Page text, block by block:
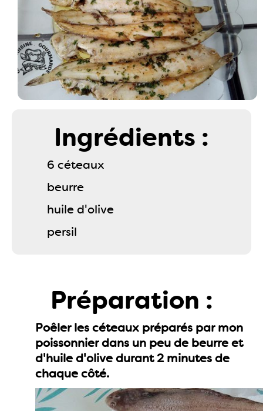
Ingrédients :
6 céteaux
beurre
huile d'olive
persil
Préparation :
Poêler les céteaux préparés par mon
poissonnier dans un peu de beurre et
d'huile d'olive durant 2 minutes de
chaque côté.